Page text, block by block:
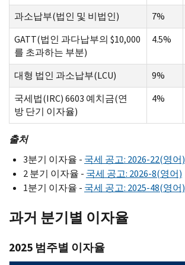
과소납부(법인 및 비법인)
7%
GATT(법인 과다납부의 $10,000
를 초과하는 부분)
4.5%
대형 법인 과소납부(LCU) 9%
국세법(IRC) 6603 예치금(연
방 단기 이자율)
4%
출처
3분기 이자율 - 국세 공고: 2026-22(영어)
2 분기 이자율 - 국세 공고: 2026-8(영어)
1분기 이자율 - 국세 공고: 2025-48(영어)
과거 분기별 이자율
2025 범주별 이자율